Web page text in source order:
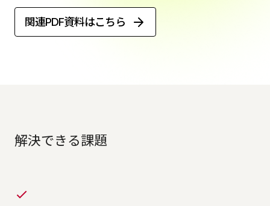
関連PDF資料はこちら
解決できる課題